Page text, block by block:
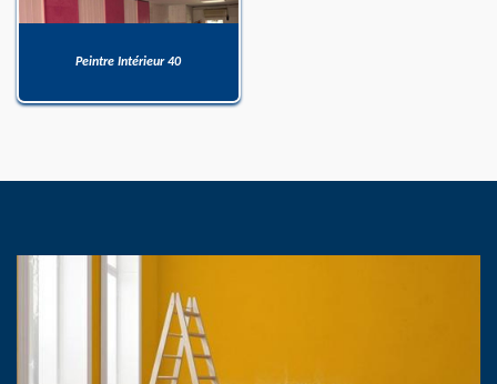
Peintre Intérieur 40